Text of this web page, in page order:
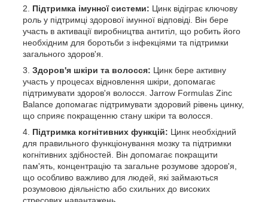
Підтримка імунної системи: Цинк відіграє ключову
роль у підтримці здорової імунної відповіді. Він бере
участь в активації виробництва антитіл, що робить його
необхідним для боротьби з інфекціями та підтримки
загального здоров'я.
Здоров'я шкіри та волосся: Цинк бере активну
участь у процесах відновлення шкіри, допомагає
підтримувати здоров'я волосся. Jarrow Formulas Zinc
Balance допомагає підтримувати здоровий рівень цинку,
що сприяє покращенню стану шкіри та волосся.
Підтримка когнітивних функцій: Цинк необхідний
для правильного функціонування мозку та підтримки
когнітивних здібностей. Він допомагає покращити
пам'ять, концентрацію та загальне розумове здоров'я,
що особливо важливо для людей, які займаються
розумовою діяльністю або схильних до високих
стресових навантажень.